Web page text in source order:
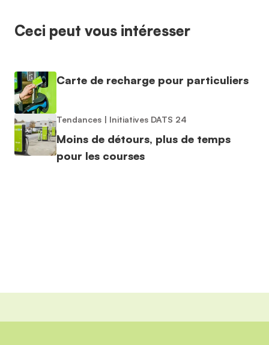
Ceci peut vous intéresser
Carte de recharge pour particuliers
Tendances | Initiatives DATS 24
Moins de détours, plus de temps
pour les courses